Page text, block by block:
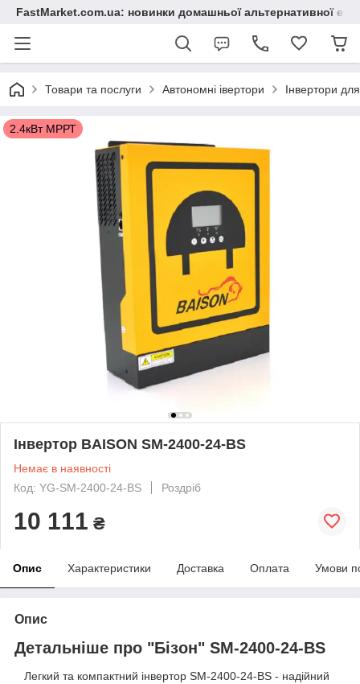
FastMarket.com.ua: новинки домашньої альтернативної
Товари та послуги Автономні івертори Інвертори
2.4кВт МРРТ
Інвертор BAISON SM-2400-24-BS
Немає в наявності
Код: YG-SM-2400-24-BS
Роздріб
10 111 ₴
Опис Характеристики Доставка Оплата Умови
Опис
Детальніше про "Бізон" SM-2400-24-BS
Легкий та компактний інвертор SM-2400-24-BS - надійний